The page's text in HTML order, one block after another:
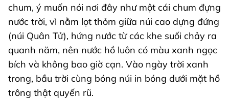
chum, ý muốn nói nơi đây như một cái chum đựng
nước trời, vì nằm lọt thỏm giữa núi cao dựng đứng
(núi Quân Tử), hứng nước từ các khe suối chảy ra
quanh năm, nên nước hồ luôn có màu xanh ngọc
bích và không bao giờ cạn. Vào ngày trời xanh
trong, bầu trời cùng bóng núi in bóng dưới mặt hồ
trông thật quyến rũ.